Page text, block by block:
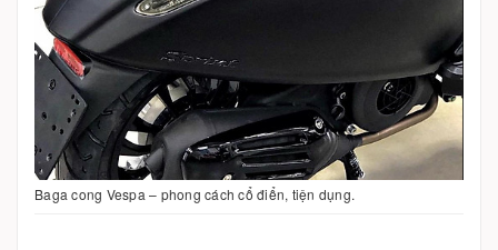
Baga cong Vespa – phong cách cổ điển, tiện dụng.